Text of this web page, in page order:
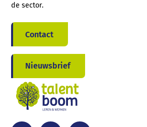
de sector.
Contact
Nieuwsbrief